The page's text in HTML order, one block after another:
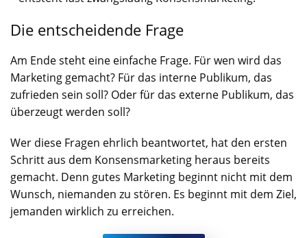
Die entscheidende Frage
Am Ende steht eine einfache Frage. Für wen wird das
Marketing gemacht? Für das interne Publikum, das
zufrieden sein soll? Oder für das externe Publikum, das
überzeugt werden soll?
Wer diese Fragen ehrlich beantwortet, hat den ersten
Schritt aus dem Konsensmarketing heraus bereits
gemacht. Denn gutes Marketing beginnt nicht mit dem
Wunsch, niemanden zu stören. Es beginnt mit dem Ziel,
jemanden wirklich zu erreichen.